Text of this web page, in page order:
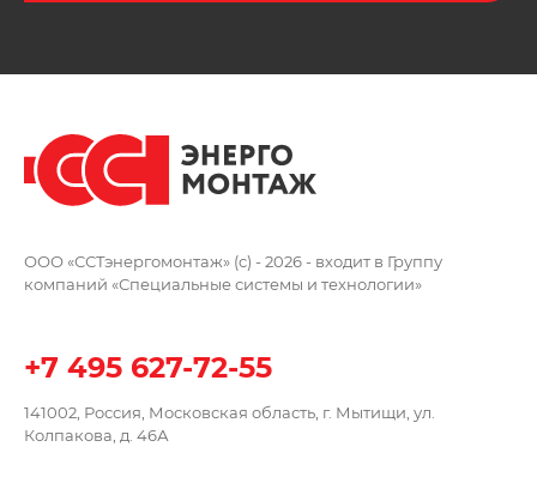
ООО «ССТэнергомонтаж» (c) - 2026 - входит в Группу
компаний «Специальные системы и технологии»
+7 495 627-72-55
141002, Россия, Московская область, г. Мытищи, ул.
Колпакова, д. 46А